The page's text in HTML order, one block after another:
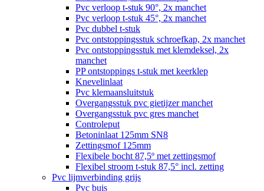
Pvc verloop t-stuk 90°, 2x manchet
Pvc verloop t-stuk 45°, 2x manchet
Pvc dubbel t-stuk
Pvc ontstoppingsstuk schroefkap, 2x manchet
Pvc ontstoppingsstuk met klemdeksel, 2x
manchet
PP ontstoppings t-stuk met keerklep
Knevelinlaat
Pvc klemaansluitstuk
Overgangsstuk pvc gietijzer manchet
Overgangsstuk pvc gres manchet
Controleput
Betoninlaat 125mm SN8
Zettingsmof 125mm
Flexibele bocht 87,5º met zettingsmof
Flexibel stroom t-stuk 87,5° incl. zetting
Pvc lijmverbinding grijs
Pvc buis